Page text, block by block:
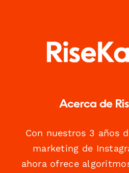
Acerca de
Con nuestros 3 años
marketing de
ahora ofrece